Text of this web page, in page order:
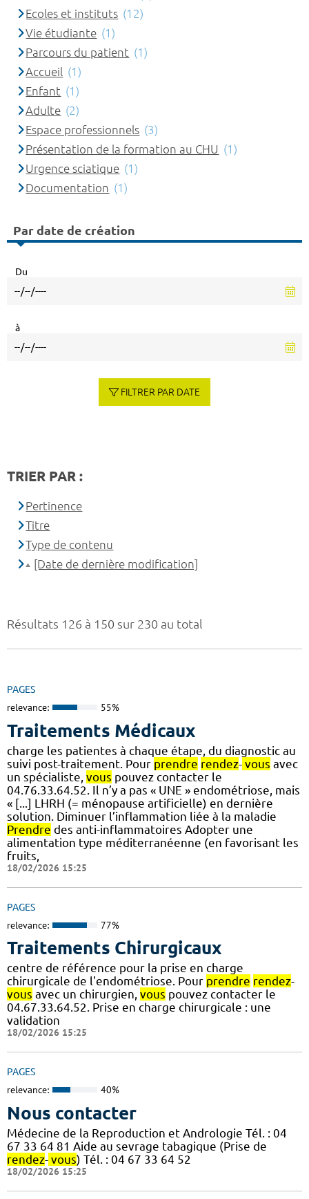
Résultats 126 à 150 sur 230 au total
PAGES
relevance: 55%
Traitements Médicaux
charge les patientes à chaque étape, du diagnostic au
suivi post-traitement. Pour prendre rendez- vous avec
un spécialiste, vous pouvez contacter le
04.76.33.64.52. Il n’y a pas « UNE » endométriose, mais
« [...] LHRH (= ménopause artificielle) en dernière
solution. Diminuer l’inflammation liée à la maladie
Prendre des anti-inflammatoires Adopter une
alimentation type méditerranéenne (en favorisant les
fruits,
18/02/2026 15:25
PAGES
relevance: 77%
Traitements Chirurgicaux
centre de référence pour la prise en charge
chirurgicale de l'endométriose. Pour prendre rendez-
vous avec un chirurgien, vous pouvez contacter le
04.67.33.64.52. Prise en charge chirurgicale : une
validation
18/02/2026 15:25
PAGES
relevance: 40%
Nous contacter
Médecine de la Reproduction et Andrologie Tél. : 04
67 33 64 81 Aide au sevrage tabagique (Prise de
rendez- vous) Tél. : 04 67 33 64 52
18/02/2026 15:25
Ecoles et instituts (12)
Vie étudiante (1)
Parcours du patient (1)
Accueil (1)
Enfant (1)
Adulte (2)
Espace professionnels (3)
Présentation de la formation au CHU (1)
Urgence sciatique (1)
Documentation (1)
Par date de création
Du
à
FILTRER PAR DATE
TRIER PAR :
Pertinence
Titre
Type de contenu
[Date de dernière modification]